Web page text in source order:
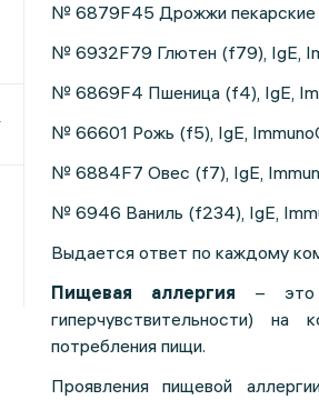
№ 6879F45 Дрожжи пекарские
№ 6932F79 Глютен (f79), IgE,
№ 6869F4 Пшеница (f4), IgE,
№ 66601 Рожь (f5), IgE,
№ 6884F7 Овес (f7), IgE,
№ 6946 Ваниль (f234), IgE,
Выдается ответ по каждому
Пищевая аллергия – это
гиперчувствительности)
потребления пищи.
Проявления пищевой